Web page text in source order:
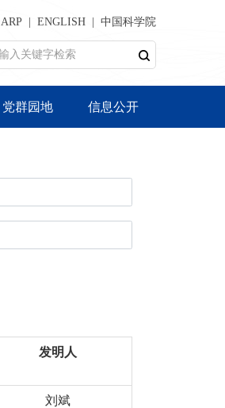
ARP ENGLISH 中国科学院
党群园地 信息公开
发明人
刘斌